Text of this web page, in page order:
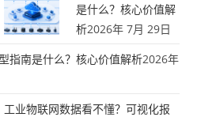
是什么？核心价值解
析2026年 7月 29日
指南是什么？核心价值解析2026年
工业物联网数据看不懂？可视化报